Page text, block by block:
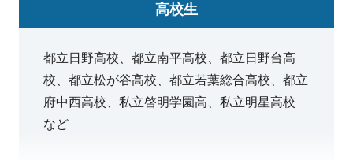
高校生
都立日野高校、都立南平高校、都立日野台高
校、都立松が谷高校、都立若葉総合高校、都立
府中西高校、私立啓明学園高、私立明星高校
など